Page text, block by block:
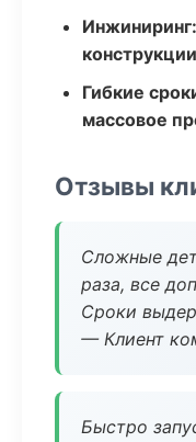
Гибкие
массовое
Отзывы
Сложные
раза, все
Сроки
— Клиент
Быстро